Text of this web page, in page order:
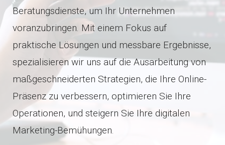
Alle Dienstleistungen
Onlineshop erstellen lassen
Alle E-Commerce-Lösungen
Beratungsdienste, um Ihr Unternehmen
voranzubringen. Mit einem Fokus auf
praktische Lösungen und messbare Ergebnisse,
spezialisieren wir uns auf die Ausarbeitung von
maßgeschneiderten Strategien, die Ihre Online-
Präsenz zu verbessern, optimieren Sie Ihre
Operationen, und steigern Sie Ihre digitalen
Marketing-Bemühungen.